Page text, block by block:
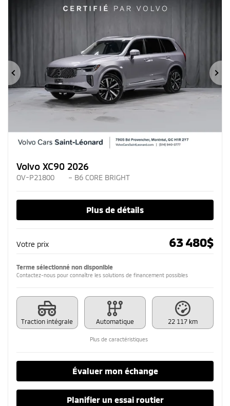
Précédent
Volvo XC90 2026
OV-P21800 – B6 CORE BRIGHT
Plus de détails
Votre prix 63 480$
Terme sélectionné non disponible
Contactez-nous pour connaître les solutions de financement possibles
Traction intégrale Automatique 22 117 km
Plus de caractéristiques
Évaluer mon échange
Planifier un essai routier